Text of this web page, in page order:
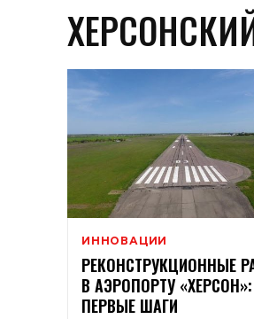
ИННОВАЦИИ
РЕКОНСТРУКЦИОННЫЕ
В АЭРОПОРТУ «ХЕРСОН»:
ПЕРВЫЕ ШАГИ